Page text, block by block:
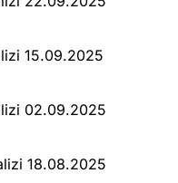
15.09.2025
02.09.2025
18.08.2025